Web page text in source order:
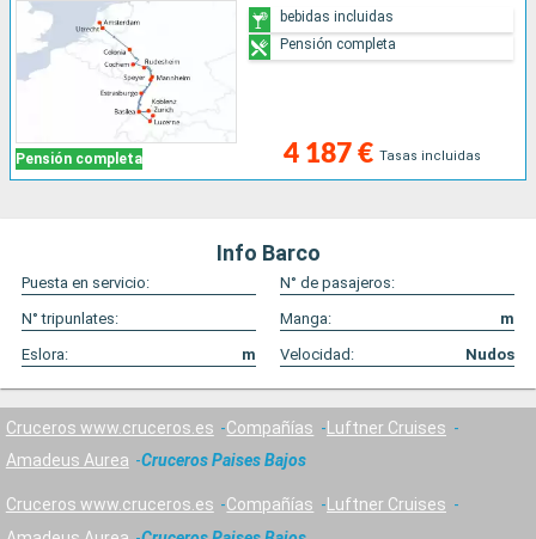
Pensión completa 4 187 € Tasas incluidas
bebidas incluidas
Pensión completa
Info Barco
Puesta en servicio:
N° de pasajeros:
N° tripunlates:
Manga:
m
Eslora:
m Velocidad: Nudos
Cruceros www.cruceros.es Compañías
Luftner Cruises
Amadeus Aurea
Cruceros Paises Bajos
Cruceros www.cruceros.es Compañías
Luftner Cruises